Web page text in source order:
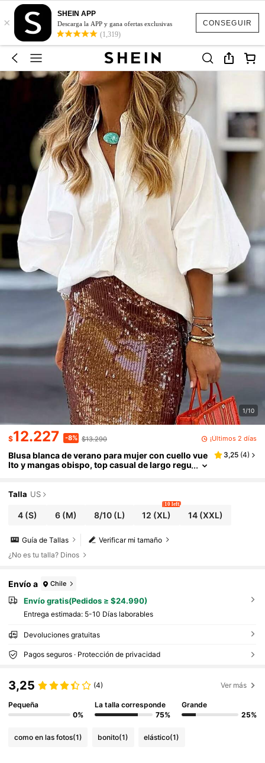
CONSEGUIR
×
SHEIN APP
Descarga la APP y gana ofertas exclusivas
(1,319)
1/10
$12.227 -8% $13.290 ¡Últimos 2 días
Blusa blanca de verano para mujer con cuello vue
lto y mangas obispo, top casual de largo regu
3,25 (4)
Talla US
4 (S) 6 (M) 8/10(L) 12 (XL)
10 left
14 (XXL)
Verificar mi tamaño
Guía de Tallas
¿No es tu talla? Dinos
Envío a Chile
Envío gratis(Pedidos ≥ $24.990)
Entrega estimada: 5-10 Días laborables
Devoluciones gratuitas
Pagos seguros · Protección de privacidad
3,25 (4) Ver más
Pequeña
0%
La talla corresponde
75%
Grande
25%
como en las fotos(1) bonito(1) elástico(1)